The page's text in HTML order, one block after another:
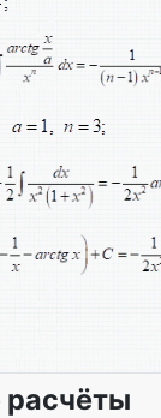
№ 02